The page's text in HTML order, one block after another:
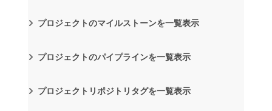
プロジェクトのマイルストーンを一覧表示
プロジェクトのパイプラインを一覧表示
プロジェクトリポジトリタグを一覧表示